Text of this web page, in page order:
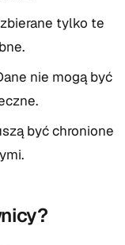
tylko te
nie mogą być
być chronione